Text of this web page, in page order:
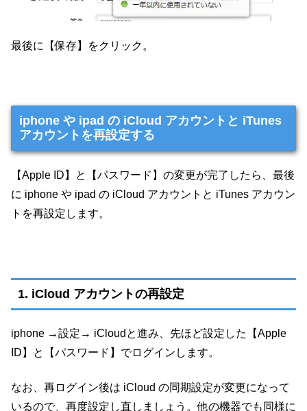
最後に【保存】をクリック。
iphone や ipad の iCloud アカウントと iTunes
アカウントを再設定する
【Apple ID】と【パスワード】の変更が完了したら、最後
に iphone や ipad の iCloud アカウントと iTunes アカウン
トを再設定します。
1. iCloud アカウントの再設定
iphone →設定→ iCloudと進み、先ほど設定した【Apple
ID】と【パスワード】でログインします。
なお、再ログイン後は iCloud の同期設定が変更になって
いるので、再度設定し直しましょう。他の機器でも同様に